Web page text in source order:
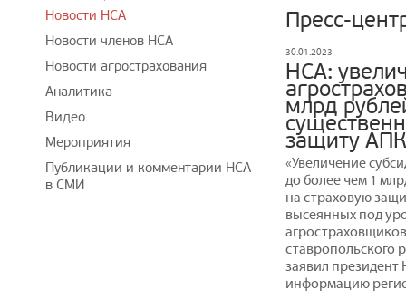
Пресс-
30.01.2023
НСА:
млрд
защиту АПК
«Увеличение
до более чем 1
на страховую
высеянных под
ставропольского
заявил
информацию
Новости НСА
Новости членов НСА
Новости агрострахования
Аналитика
Видео
Мероприятия
Публикации и комментарии НСА
в СМИ